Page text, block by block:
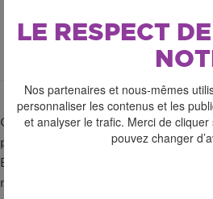
LE RESPECT
Nos partenaires et nous-mêmes
personnaliser les contenus et les
et analyser le trafic. Merci de
pouvez changer
Ça y est, les beaux jours arrivent
planète, en partenariat avec
Entre deux Festivals de
nocturnes. Le concept ? Un